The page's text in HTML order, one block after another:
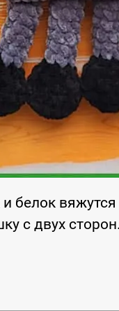
белок
с двух сторон.